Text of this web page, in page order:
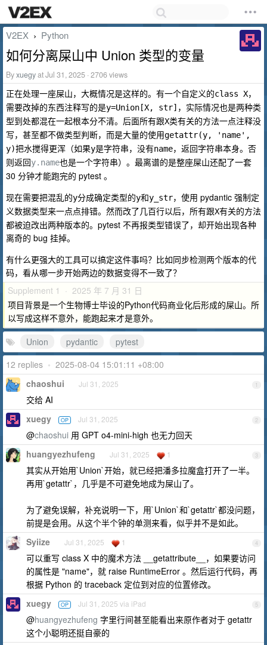
V2EX › Python
如何分离屎山中 Union 类型的变量
Byxuegyat Jul 31, 2025 · 2706 views
正在处理一座屎山，大概情况是这样的。有一个自定义的class X，
需要改掉的东西注释写的是y=Union[X, str] ，实际情况也是两种类
型到处都混在一起根本分不清。后面所有跟X类有关的方法一点注释没
写，甚至都不做类型判断，而是大量的使用getattr(y, 'name',
y)把水搅得更浑（如果y是字符串，没有name，返回字符串本身。否
则返回y.name也是一个字符串）。最离谱的是整座屎山还配了一套
30 分钟才能跑完的 pytest 。
现在需要把混乱的y分成确定类型的y和y_str，使用 pydantic 强制定
义数据类型来一点点排错。然而改了几百行以后，所有跟X有关的方法
都被迫改出两种版本的。pytest 不再报类型错误了，却开始出现各种
离奇的 bug 挂掉。
有什么更强大的工具可以搞定这件事吗？比如同步检测两个版本的代
码，看从哪一步开始两边的数据变得不一致了？
Supplement 1 · 2025 年 7 月 31 日
项目背景是一个生物博士毕设的Python代码商业化后形成的屎山。所
以写成这样不意外，能跑起来才是意外。
Union
pydantic
pytest
12 replies • 2025-08-04 15:01:11 +08:00
1
chaoshui Jul 31, 2025
交给 AI
2
xuegy OP Jul 31, 2025
@chaoshui 用 GPT o4-mini-high 也无力回天
3
huangyezhufeng Jul 31, 2025 1
其实从开始用`Union`开始，就已经把潘多拉魔盒打开了一半。
再用`getattr`，几乎是不可避免地成为屎山了。
为了避免误解，补充说明一下，用`Union`和`getattr`都没问题，
前提是会用。从这个半个钟的单测来看，似乎并不是如此。
4
Syiize Jul 31, 2025 1
可以重写 class X 中的魔术方法 __getattribute__，如果要访问
的属性是 "name"，就 raise RuntimeError 。然后运行代码，再
根据 Python 的 traceback 定位到对应的位置修改。
5
xuegy OP Jul 31, 2025 via iPad
@huangyezhufeng 字里行间甚至能看出来原作者对于 getattr
这个小聪明还挺自豪的